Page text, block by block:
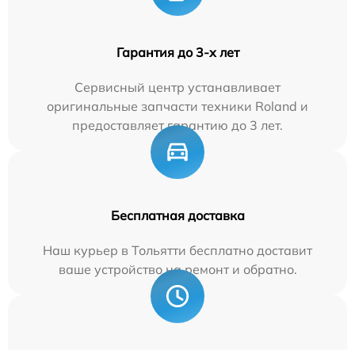
Гарантия до 3-х лет
Сервисный центр устанавливает
оригинальные запчасти техники Roland и
предоставляет гарантию до 3 лет.
Бесплатная доставка
Наш курьер в Тольятти бесплатно доставит
ваше устройство на ремонт и обратно.